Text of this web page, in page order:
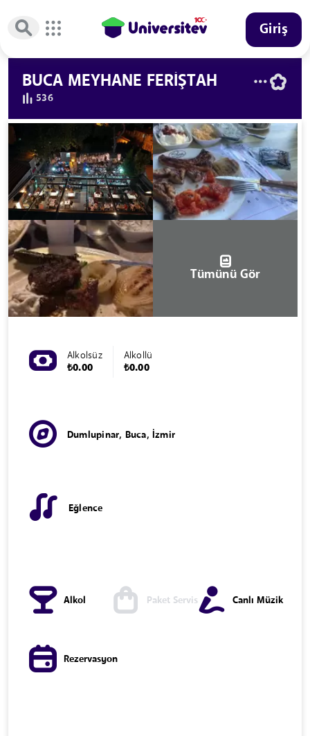
Giriş
BUCA MEYHANE FERİŞTAH
536
Tümünü Gör
Alkolsüz
₺0.00
Alkollü
₺0.00
Dumlupinar, Buca, İzmir
Eğlence
Alkol Paket Servis Canlı Müzik
Rezervasyon